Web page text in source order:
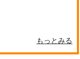
作品詳細
もっとみる